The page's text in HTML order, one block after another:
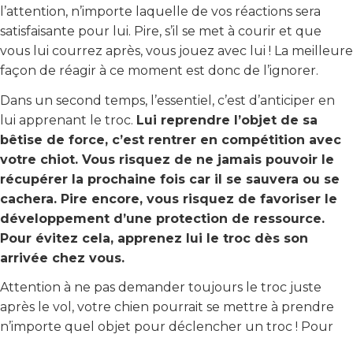
l’attention, n’importe laquelle de vos réactions sera
satisfaisante pour lui. Pire, s’il se met à courir et que
vous lui courrez après, vous jouez avec lui ! La meilleure
façon de réagir à ce moment est donc de l’ignorer.
Dans un second temps, l’essentiel, c’est d’anticiper en
lui apprenant le troc. Lui reprendre l’objet de sa
bêtise de force, c’est rentrer en compétition avec
votre chiot. Vous risquez de ne jamais pouvoir le
récupérer la prochaine fois car il se sauvera ou se
cachera. Pire encore, vous risquez de favoriser le
développement d’une protection de ressource.
Pour évitez cela, apprenez lui le troc dès son
arrivée chez vous.
Attention à ne pas demander toujours le troc juste
après le vol, votre chien pourrait se mettre à prendre
n’importe quel objet pour déclencher un troc ! Pour